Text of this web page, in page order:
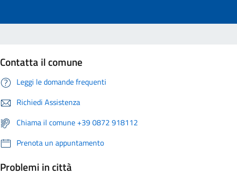
Contatta il comune
Leggi le domande frequenti
Richiedi Assistenza
Chiama il comune +39 0872 918112
Prenota un appuntamento
Problemi in città